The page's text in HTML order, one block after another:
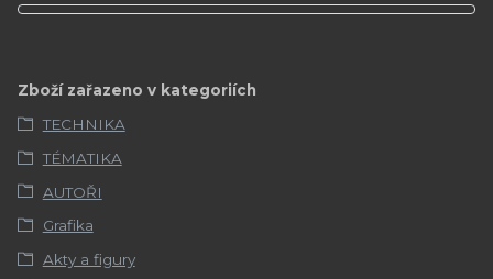
Zboží zařazeno v kategoriích
TECHNIKA
TÉMATIKA
AUTOŘI
Grafika
Akty a figury